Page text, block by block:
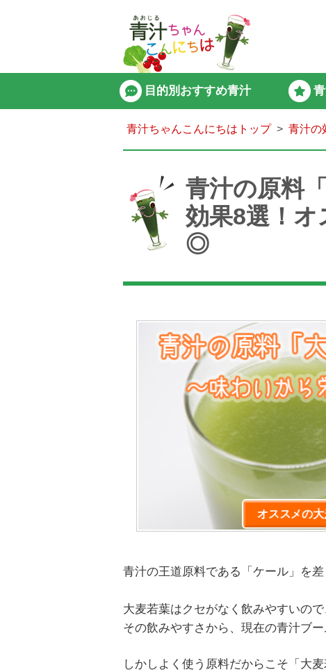
目的別おすすめ青汁
青汁ちゃんこんにちはトップ 青汁の
青汁の原料
効果8選！オ
◎
オススメの大
青汁の王道原料である「ケール」を
大麦若葉はクセがなく飲みやすいので
その飲みやすさから、現在の青汁ブ
しかしよく使う原料だからこそ「大